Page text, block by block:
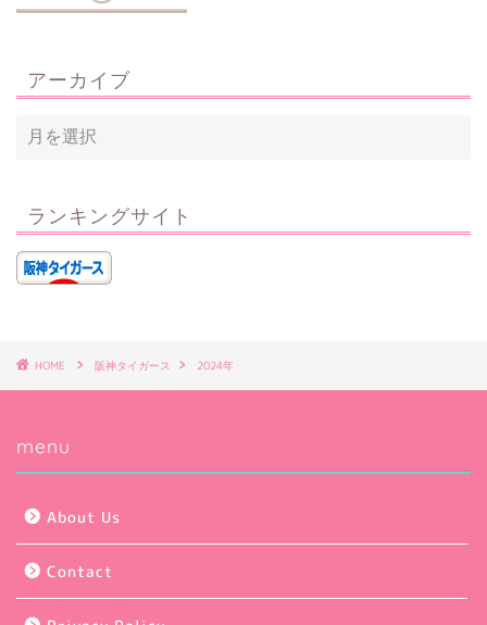
アーカイブ
ランキングサイト
HOME 阪神タイガース 2024年
menu
About Us
Contact